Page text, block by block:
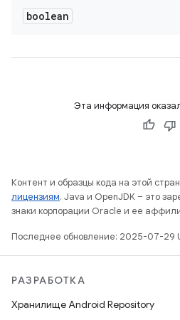
boolean
Эта информация
Контент и образцы кода на этой
лицензиям. Java и OpenJDK – это
знаки корпорации Oracle и ее
Последнее обновление: 2025-07-29
РАЗРАБОТКА
Хранилище Android Repository